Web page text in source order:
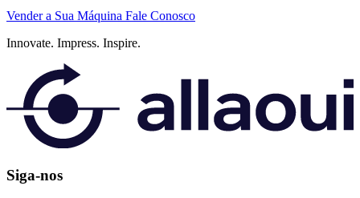
Vender a Sua Máquina Fale Conosco
Innovate. Impress. Inspire.
Siga-nos